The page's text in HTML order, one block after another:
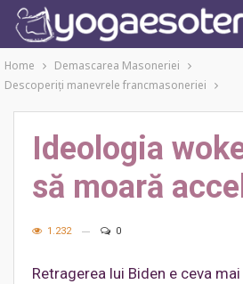
Home
Demascarea Masoneriei
Descoperiţi manevrele francmasoneriei
Ideologia
să moară
1.232 0
Retragerea lui Biden e ceva